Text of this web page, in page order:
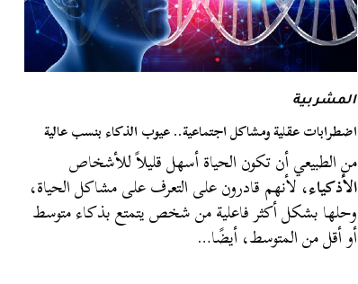
المشربية
اضطرابات عقلية ومشاكل اجتماعية.. عيوب الذكاء بنسب عالية
من الطبيعي أن تكون الحياة أسهل قليلاً للأشخاص
الأذكياء، لأنهم قادرون على التعرف على مشاكل الحياة،
وحلها بشكل أكثر فاعلية من شخص يتمتع بذكاء متوسط
أو أقل من المتوسط، أيضًا…